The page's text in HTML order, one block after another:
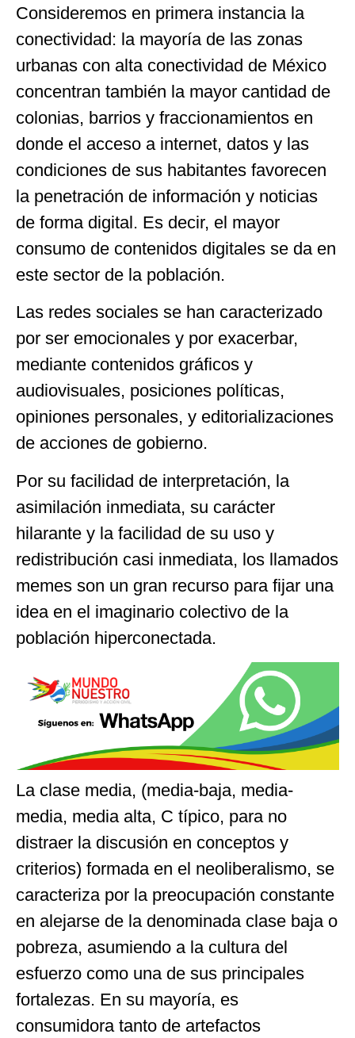
Consideremos en primera instancia la
conectividad: la mayoría de las zonas
urbanas con alta conectividad de México
concentran también la mayor cantidad de
colonias, barrios y fraccionamientos en
donde el acceso a internet, datos y las
condiciones de sus habitantes favorecen
la penetración de información y noticias
de forma digital. Es decir, el mayor
consumo de contenidos digitales se da en
este sector de la población.
Las redes sociales se han caracterizado
por ser emocionales y por exacerbar,
mediante contenidos gráficos y
audiovisuales, posiciones políticas,
opiniones personales, y editorializaciones
de acciones de gobierno.
Por su facilidad de interpretación, la
asimilación inmediata, su carácter
hilarante y la facilidad de su uso y
redistribución casi inmediata, los llamados
memes son un gran recurso para fijar una
idea en el imaginario colectivo de la
población hiperconectada.
La clase media, (media-baja, media-
media, media alta, C típico, para no
distraer la discusión en conceptos y
criterios) formada en el neoliberalismo, se
caracteriza por la preocupación constante
en alejarse de la denominada clase baja o
pobreza, asumiendo a la cultura del
esfuerzo como una de sus principales
fortalezas. En su mayoría, es
consumidora tanto de artefactos